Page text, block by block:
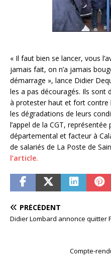
« Il faut bien se lancer, vous
jamais fait, on n’a jamais
démarrage », lance Didier
les a pas découragés. Ils sont
à protester haut et fort contre
les dégradations de leurs
l’appel de la CGT,
départemental et facteur à
de salariés de La Poste de
l’article.
PRÉCÉDENT
Didier Lombard annonce quitter
Compte-